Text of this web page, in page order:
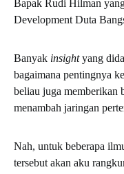
Bapak Rudi Hilman
Development Duta
Banyak insightyang
bagaimana pentingnya
beliau juga memberikan
menambah jaringan
Nah, untuk beberapa
tersebut akan aku